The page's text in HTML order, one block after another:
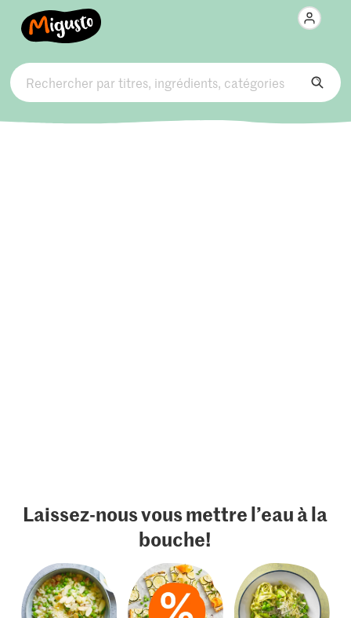
Laissez-nous vous mettre l’eau à la
bouche!